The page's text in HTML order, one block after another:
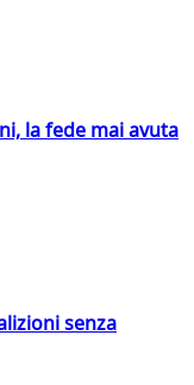
la fede mai avuta
senza